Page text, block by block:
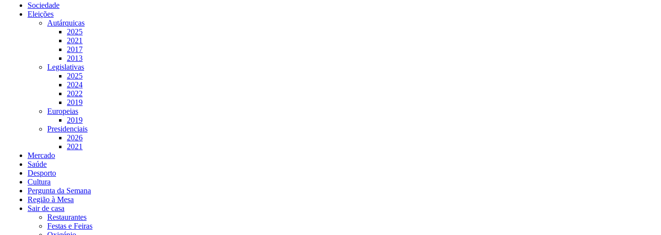
Sociedade
Eleições
Autárquicas
2025
2021
2017
2013
Legislativas
2025
2024
2022
2019
Europeias
2019
Presidenciais
2026
2021
Mercado
Saúde
Desporto
Cultura
Pergunta da Semana
Região à Mesa
Sair de casa
Restaurantes
Festas e Feiras